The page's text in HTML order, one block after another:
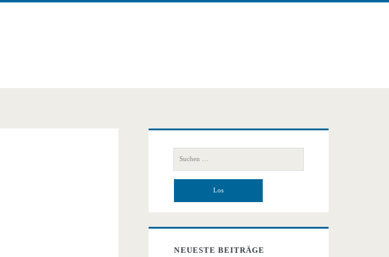
Primäre
Seitenleiste
nach:
NEUESTE BEITRÄGE